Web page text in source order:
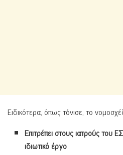
Ειδικότερα, όπως τόνισε, το
Επιτρέπει στους ιατρούς του
ιδιωτικό έργο